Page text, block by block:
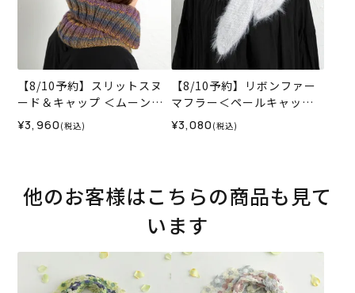
【8/10予約】スリットスヌ
ード＆キャップ ＜ムーンラ
イトキッス07L＞（編み物
材料セット）
¥3,960 (税込)
【8/10予約】リボンファー
マフラー＜ペールキャット0
5WH＞（編み物 材料セッ
ト）
¥3,080 (税込)
他のお客様はこちらの商品も見て
います